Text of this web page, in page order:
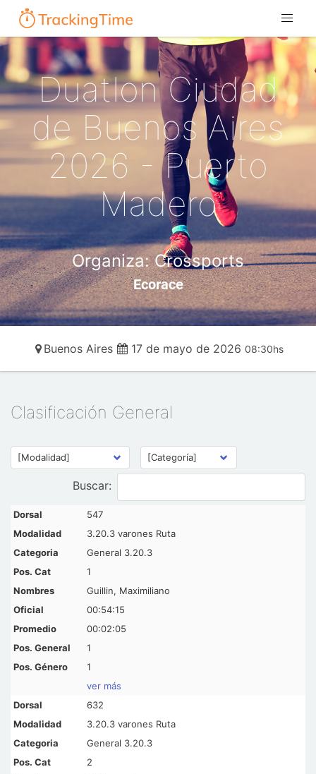
Duatlon Ciudad
de Buenos Aires
2026 - Puerto
Madero
Organiza: Crossports
Ecorace
Buenos Aires 17 de mayo de 2026 08:30hs
Clasificación General
Buscar:
547
3.20.3 varones Ruta
General 3.20.3
1
Guillin, Maximiliano
00:54:15
00:02:05
1
1
ver más
632
3.20.3 varones Ruta
General 3.20.3
2